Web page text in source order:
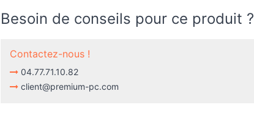
Besoin de conseils pour ce produit ?
Contactez-nous !
04.77.71.10.82
client@premium-pc.com